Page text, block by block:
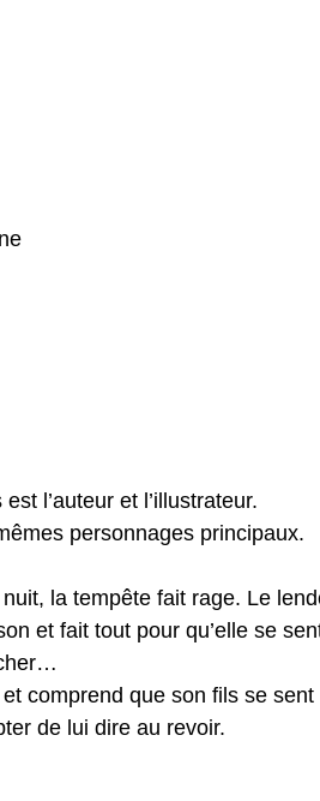
l’auteur et l’illustrateur.
personnages principaux.
la tempête fait rage. Le
et fait tout pour qu’elle se
comprend que son fils se sent
de lui dire au revoir.